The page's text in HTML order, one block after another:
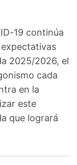
19 continúa
2025/2026, el
cada
en la
este
que logrará